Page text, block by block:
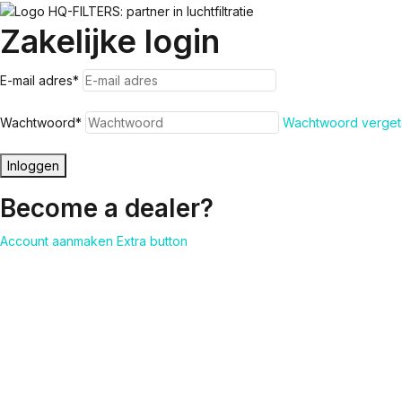
Zakelijke login
E-mail adres*
Wachtwoord* Wachtwoord
Inloggen
Become a dealer?
Account aanmaken Extra button